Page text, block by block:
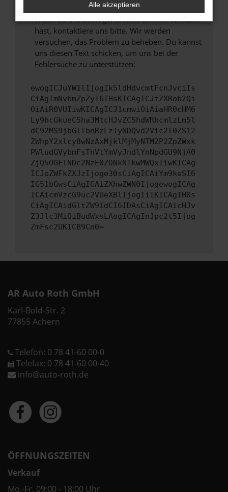
Wende dich an den Webseitenbetreiber.
Wenn du alle oben genannten Schritte versucht
hast, kontaktiere uns bitte. Wir werden
versuchen, das Problem zu beheben. Du kannst
uns diesen Text schicken, um uns bei der
Fehlersuche zu unterstützen:
ewogICJuYW1lIjogIk5ldHdvcmtFcnJvciIs
CiAgImNvbmZpZyI6IHsKICAgICJtZXRob2Qi
OiAiR0VUIiwKICAgICJ1cmwiOiAiaHR0cHM6
Ly9hcGkueC5ha3MtcHJvZC5hdWRhcmlzLm5l
dC92MS9jbGllbnRzLzIyNDQvd2Vic2l0ZS12
ZWhpY2xlcy8wNzAxMjklMjMyNTM2P2ZpZWxk
PWludGVybmFsTnVtYmVyJndlYnNpdGU9NjA0
ZjQ5OGFlNDc2NzE0ZDNkNTkwMWQxIiwKICAg
ICJoZWFkZXJzIjoge30sCiAgICAiYm9keSI6
IG51bGwsCiAgICAiZXhwZWN0IjogewogICAg
ICAicmVzcG9uc2VUeXBlIjogIiIKICAgIH0s
CiAgICAidGltZW91dCI6IDAsCiAgICAicHJv
Z3Jlc3MiOiBudWxsLAogICAgInJpc2t5Ijog
ZmFsc2UKICB9Cn0=
AR Auto Roth GmbH
Karl-Bold-Str. 2
77855 Achern
Telefon: 0 78 41-60 00-0
Telefax: 0 78 41-60 00-40
info@auto-roth.de
ÖFFNUNGSZEITEN
Verkauf
Mo.-Fr. 09:00 - 18:00 Uhr
Alle akzeptieren